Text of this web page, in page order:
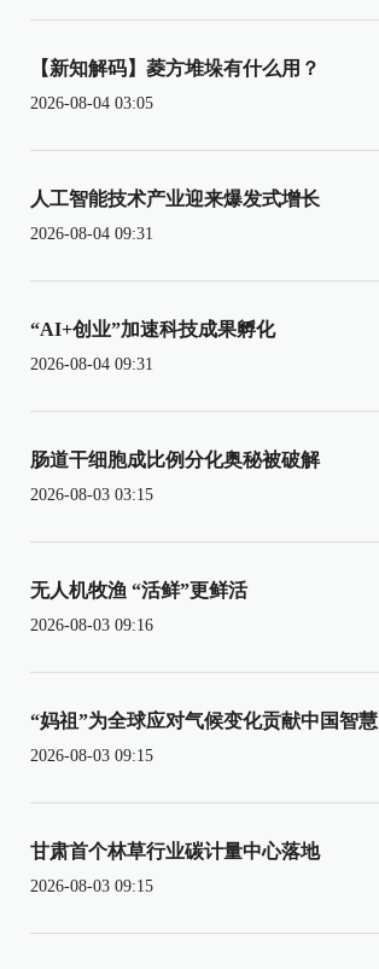
【新知解码】菱方堆垛有什么用？
2026-08-04 03:05
人工智能技术产业迎来爆发式增长
2026-08-04 09:31
“AI+创业”加速科技成果孵化
2026-08-04 09:31
肠道干细胞成比例分化奥秘被破解
2026-08-03 03:15
无人机牧渔 “活鲜”更鲜活
2026-08-03 09:16
“妈祖”为全球应对气候变化贡献中国智慧
2026-08-03 09:15
甘肃首个林草行业碳计量中心落地
2026-08-03 09:15